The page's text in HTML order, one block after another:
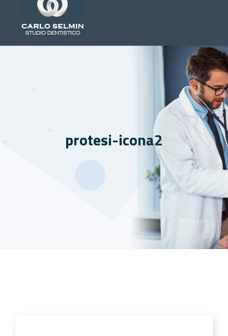
protesi-icona2